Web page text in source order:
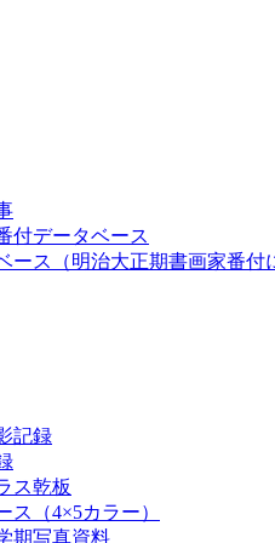
付データベース
ース（明治大正期書画家番付
記録
ス乾板
ス（4×5カラー）
期写真資料